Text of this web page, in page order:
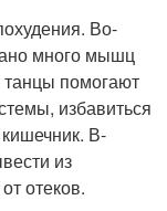
Во-
много мышц
помогают
избавиться
В-
из
отеков.